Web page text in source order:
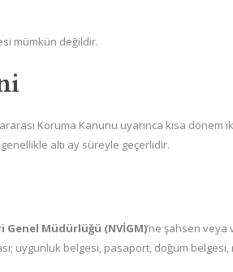
mümkün değildir.
Koruma Kanunu uyarınca kısa dönem
altı ay süreyle geçerlidir.
Genel Müdürlüğü (NVİGM)’ne şahsen veya
uygunluk belgesi, pasaport, doğum